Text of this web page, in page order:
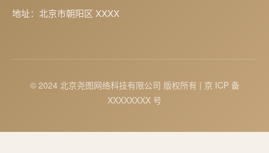
地址：北京市朝阳区 XXXX
© 2024 北京尧图网络科技有限公司 版权所有 | 京 ICP 备
XXXXXXXX 号